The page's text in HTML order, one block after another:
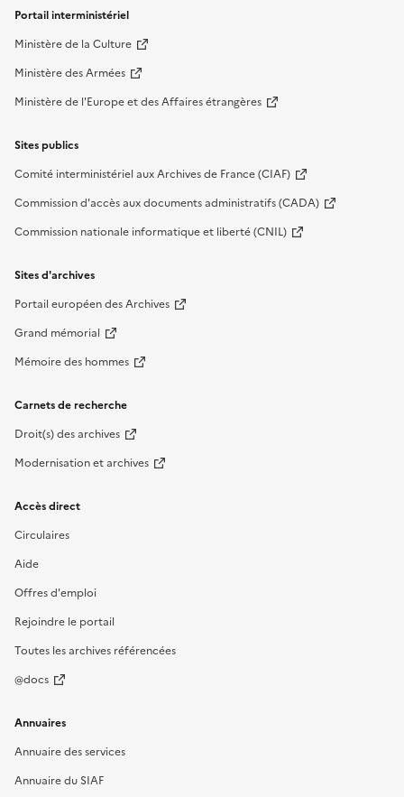
Liens de bas de page
Portail interministériel
Ministère de la Culture
Ministère des Armées
Ministère de l'Europe et des Affaires étrangères
Sites publics
Comité interministériel aux Archives de France (CIAF)
Commission d'accès aux documents administratifs (CADA)
Commission nationale informatique et liberté (CNIL)
Sites d'archives
Portail européen des Archives
Grand mémorial
Mémoire des hommes
Carnets de recherche
Droit(s) des archives
Modernisation et archives
Accès direct
Circulaires
Aide
Offres d'emploi
Rejoindre le portail
Toutes les archives référencées
@docs
Annuaires
Annuaire des services
Annuaire du SIAF